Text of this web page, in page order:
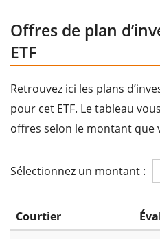
Offres de plan
ETF
Retrouvez ici les plans
pour cet ETF. Le tableau
offres selon le montant que
Sélectionnez un montant :
Courtier